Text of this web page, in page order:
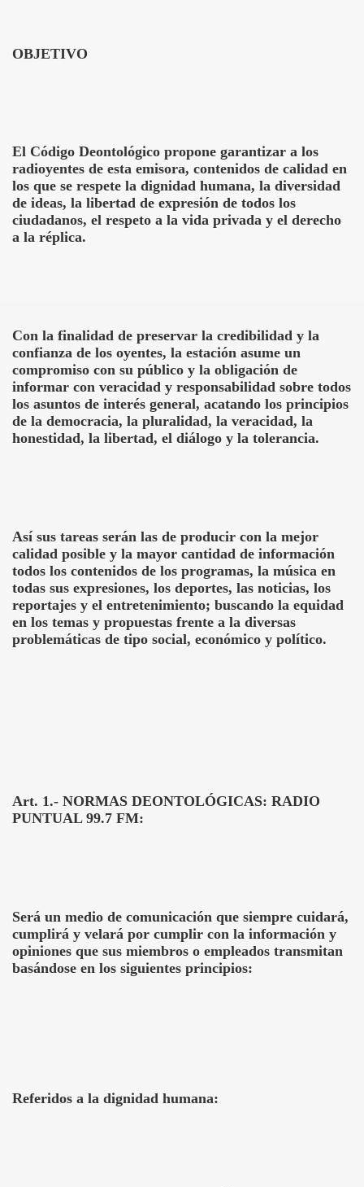
OBJETIVO
El Código Deontológico propone garantizar a los
radioyentes de esta emisora, contenidos de calidad en
los que se respete la dignidad humana, la diversidad
de ideas, la libertad de expresión de todos los
ciudadanos, el respeto a la vida privada y el derecho
a la réplica.
Con la finalidad de preservar la credibilidad y la
confianza de los oyentes, la estación asume un
compromiso con su público y la obligación de
informar con veracidad y responsabilidad sobre todos
los asuntos de interés general, acatando los principios
de la democracia, la pluralidad, la veracidad, la
honestidad, la libertad, el diálogo y la tolerancia.
Así sus tareas serán las de producir con la mejor
calidad posible y la mayor cantidad de información
todos los contenidos de los programas, la música en
todas sus expresiones, los deportes, las noticias, los
reportajes y el entretenimiento; buscando la equidad
en los temas y propuestas frente a la diversas
problemáticas de tipo social, económico y político.
Art. 1.- NORMAS DEONTOLÓGICAS: RADIO
PUNTUAL 99.7 FM:
Será un medio de comunicación que siempre cuidará,
cumplirá y velará por cumplir con la información y
opiniones que sus miembros o empleados transmitan
basándose en los siguientes principios:
Referidos a la dignidad humana: